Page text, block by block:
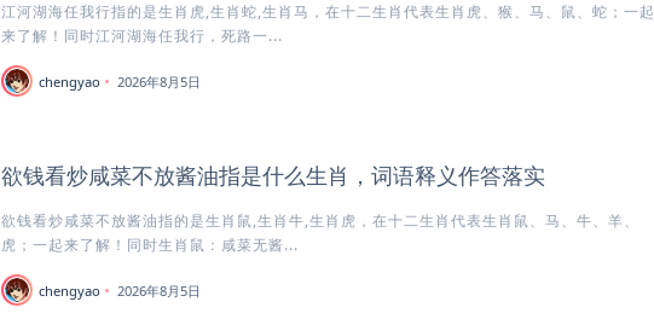
江河湖海任我行指的是生肖虎,生肖蛇,生肖马，在十二生肖代表生肖虎、猴、马、鼠、蛇；一起
来了解！同时江河湖海任我行，死路一...
chengyao 2026年8月5日
欲钱看炒咸菜不放酱油指是什么生肖，词语释义作答落实
欲钱看炒咸菜不放酱油指的是生肖鼠,生肖牛,生肖虎，在十二生肖代表生肖鼠、马、牛、羊、
虎；一起来了解！同时生肖鼠：咸菜无酱...
chengyao 2026年8月5日